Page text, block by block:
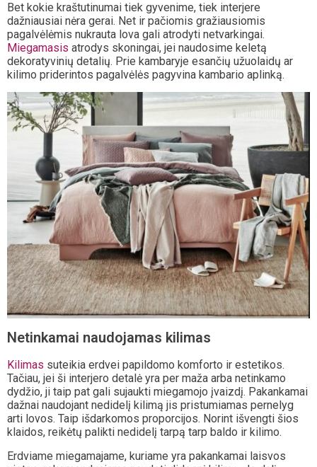
Bet kokie kraštutinumai tiek gyvenime, tiek interjere
dažniausiai nėra gerai. Net ir pačiomis gražiausiomis
pagalvėlėmis nukrauta lova gali atrodyti netvarkingai.
Miegamasis atrodys skoningai, jei naudosime keletą
dekoratyvinių detalių. Prie kambaryje esančių užuolaidų ar
kilimo priderintos pagalvėlės pagyvina kambario aplinką.
Netinkamai naudojamas kilimas
Kilimas suteikia erdvei papildomo komforto ir estetikos.
Tačiau, jei ši interjero detalė yra per maža arba netinkamo
dydžio, ji taip pat gali sujaukti miegamojo įvaizdį. Pakankamai
dažnai naudojant nedidelį kilimą jis pristumiamas pernelyg
arti lovos. Taip išdarkomos proporcijos. Norint išvengti šios
klaidos, reikėtų palikti nedidelį tarpą tarp baldo ir kilimo.
Erdviame miegamajame, kuriame yra pakankamai laisvos